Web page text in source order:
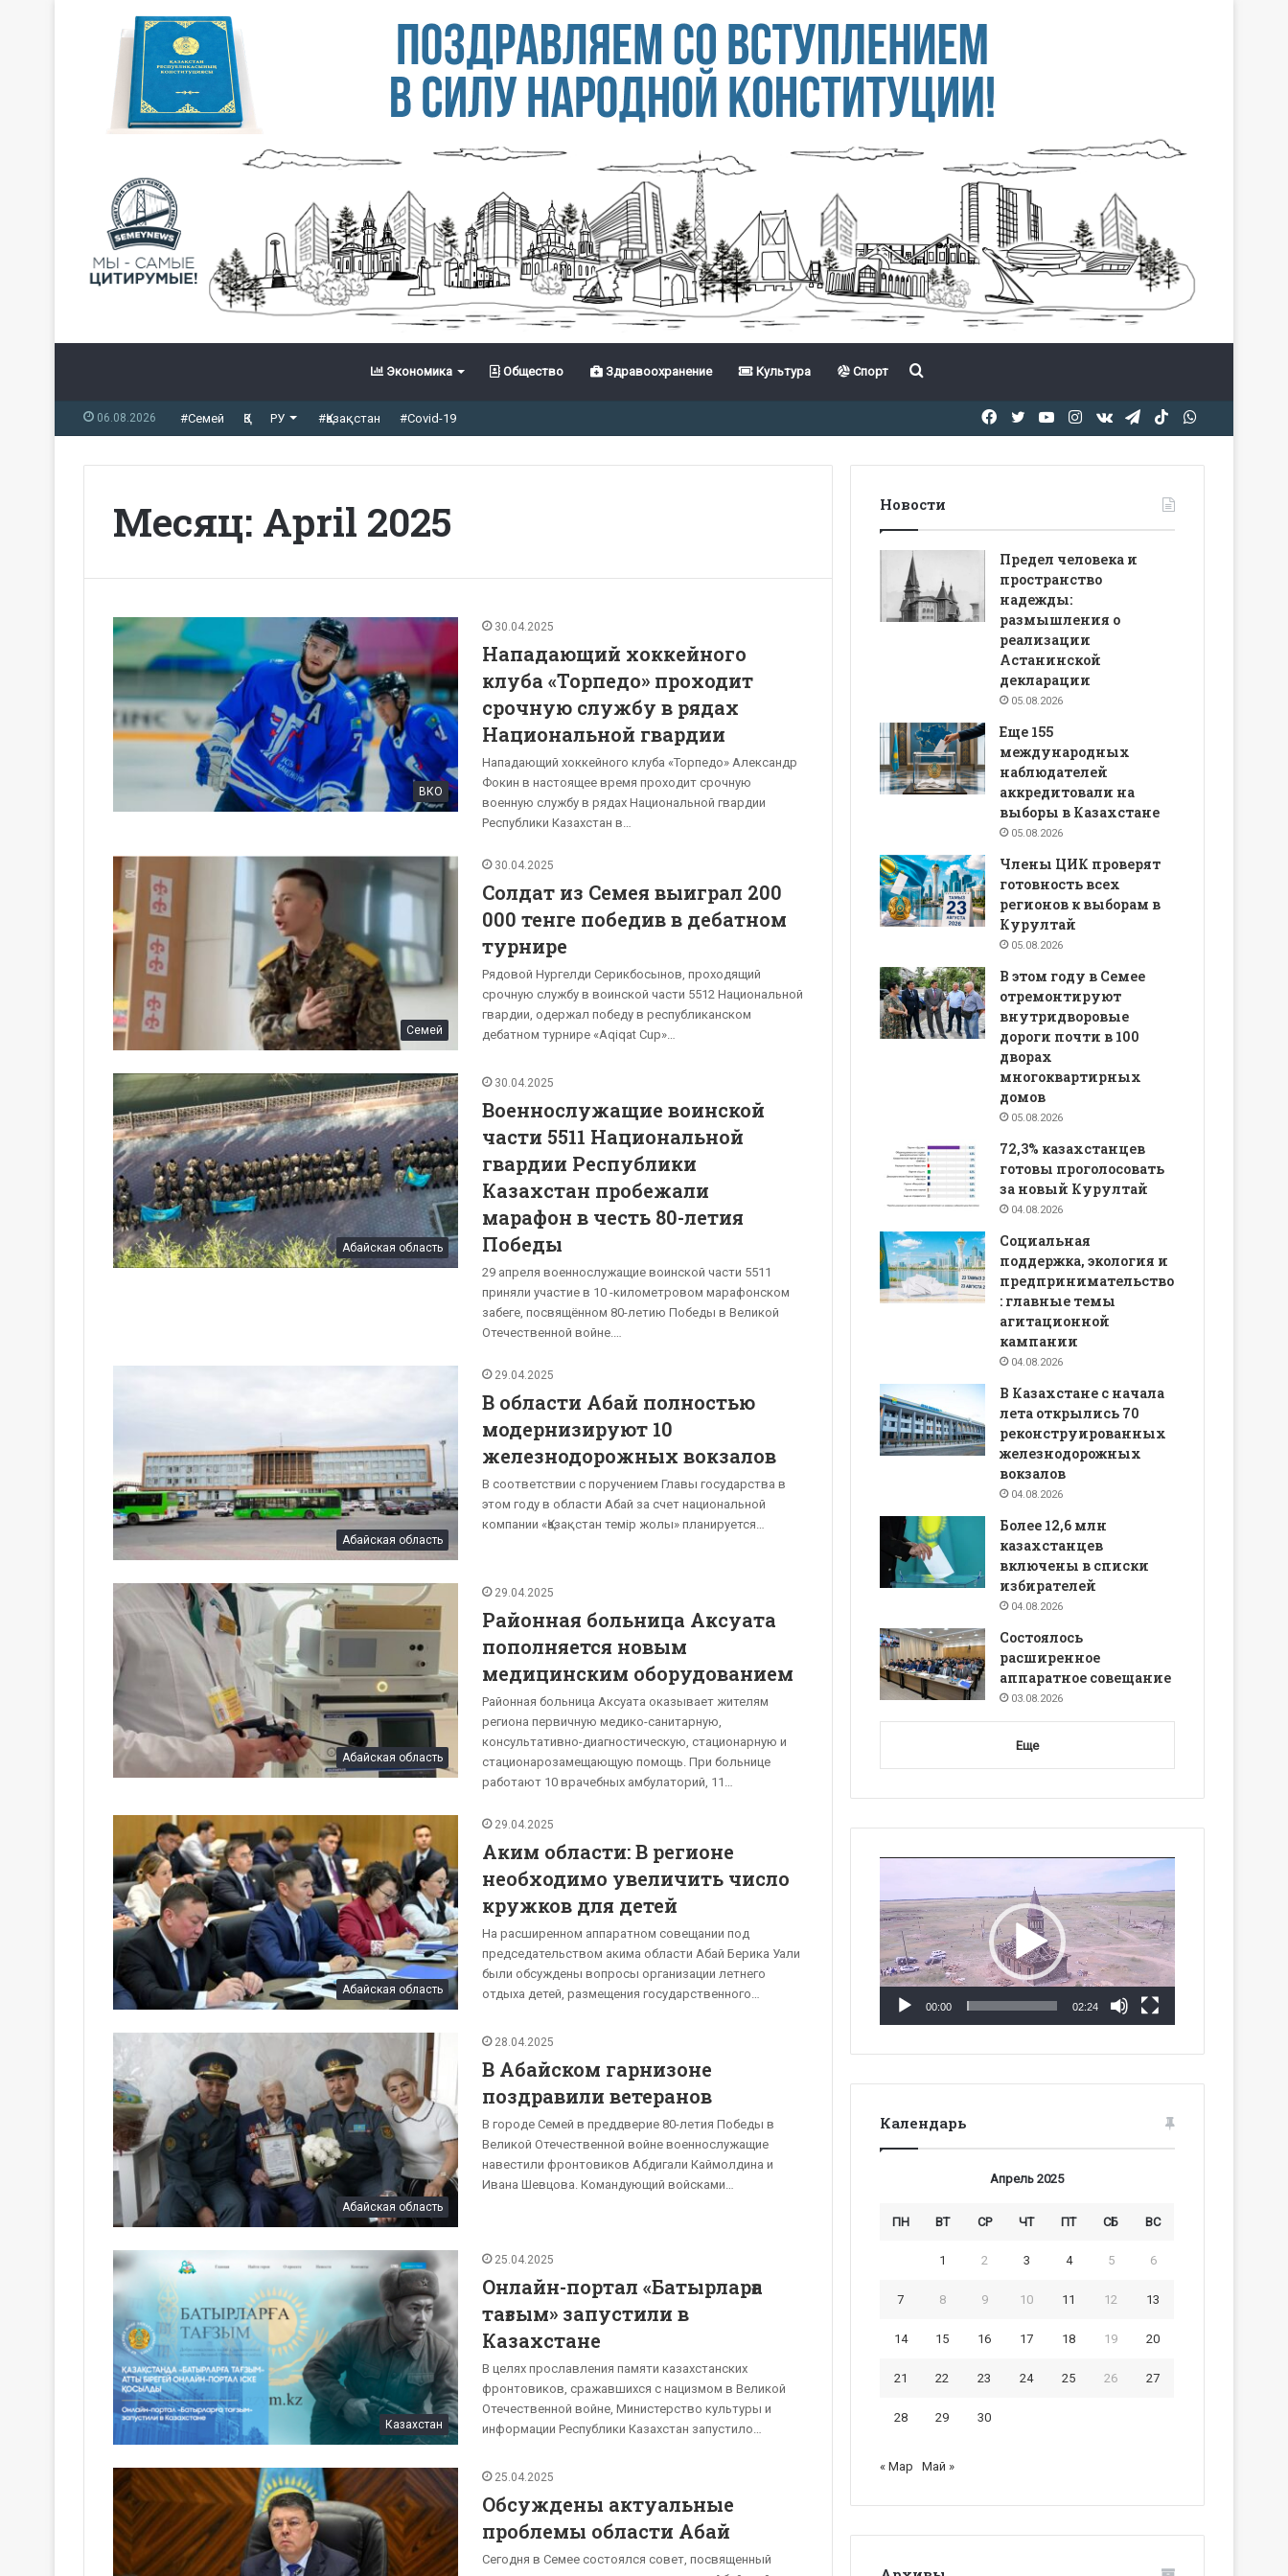
Экономика Общество Здравоохранение Культура Спорт Іздеу
06.08.2026 #Семей ҚЗ РУ #Қазақстан #Covid-19 TikTok
Telegram
vk.com
Instagram
YouTube
Twitter
Facebook
Месяц: April 2025
ВКО
30.04.2025
Нападающий хоккейного
клуба «Торпедо» проходит
срочную службу в рядах
Национальной гвардии
Нападающий хоккейного клуба «Торпедо» Александр
Фокин в настоящее время проходит срочную
военную службу в рядах Национальной гвардии
Республики Казахстан в…
Семей
30.04.2025
Солдат из Семея выиграл 200
000 тенге победив в дебатном
турнире
Рядовой Нургелди Серикбосынов, проходящий
срочную службу в воинской части 5512 Национальной
гвардии, одержал победу в республиканском
дебатном турнире «Aqiqat Cup»…
Абайская область
30.04.2025
Военнослужащие воинской
части 5511 Национальной
гвардии Республики
Казахстан пробежали
марафон в честь 80-летия
Победы
29 апреля военнослужащие воинской части 5511
приняли участие в 10 -километровом марафонском
забеге, посвящённом 80-летию Победы в Великой
Отечественной войне.…
Абайская область
29.04.2025
В области Абай полностью
модернизируют 10
железнодорожных вокзалов
В соответствии с поручением Главы государства в
этом году в области Абай за счет национальной
компании «Қазақстан темір жолы» планируется…
Абайская область
29.04.2025
Районная больница Аксуата
пополняется новым
медицинским оборудованием
Районная больница Аксуата оказывает жителям
региона первичную медико-санитарную,
консультативно-диагностическую, стационарную и
стационарозамещающую помощь. При больнице
работают 10 врачебных амбулаторий, 11…
Абайская область
29.04.2025
Аким области: В регионе
необходимо увеличить число
кружков для детей
На расширенном аппаратном совещании под
председательством акима области Абай Берика Уали
были обсуждены вопросы организации летнего
отдыха детей, размещения государственного…
Абайская область
28.04.2025
В Абайском гарнизоне
поздравили ветеранов
В городе Семей в преддверие 80-летия Победы в
Великой Отечественной войне военнослужащие
навестили фронтовиков Абдигали Каймолдина и
Ивана Шевцова. Командующий войсками…
Казахстан
25.04.2025
Онлайн-портал «Батырларға
тағзым» запустили в
Казахстане
В целях прославления памяти казахстанских
фронтовиков, сражавшихся с нацизмом в Великой
Отечественной войне, Министерство культуры и
информации Республики Казахстан запустило…
25.04.2025
Обсуждены актуальные
проблемы области Абай
Сегодня в Семее состоялся совет, посвященный
Новости
Предел человека и
пространство
надежды:
размышления о
реализации
Астанинской
декларации
05.08.2026
Еще 155
международных
наблюдателей
аккредитовали на
выборы в Казахстане
05.08.2026
Члены ЦИК проверят
готовность всех
регионов к выборам в
Курултай
05.08.2026
В этом году в Семее
отремонтируют
внутридворовые
дороги почти в 100
дворах
многоквартирных
домов
05.08.2026
72,3% казахстанцев
готовы проголосовать
за новый Курултай
04.08.2026
Социальная
поддержка, экология и
предпринимательство
: главные темы
агитационной
кампании
04.08.2026
В Казахстане с начала
лета открылись 70
реконструированных
железнодорожных
вокзалов
04.08.2026
Более 12,6 млн
казахстанцев
включены в списки
избирателей
04.08.2026
Состоялось
расширенное
аппаратное совещание
03.08.2026
Еще
00:00 02:24
Календарь
Апрель 2025
ПН ВТ СР ЧТ ПТ СБ ВС
1 2 3 4 5 6
7 8 9 10 11 12 13
14 15 16 17 18 19 20
21 22 23 24 25 26 27
28 29 30
« Мар Май »